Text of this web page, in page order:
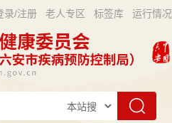
录/注册 老人专区 标签库 运行情况